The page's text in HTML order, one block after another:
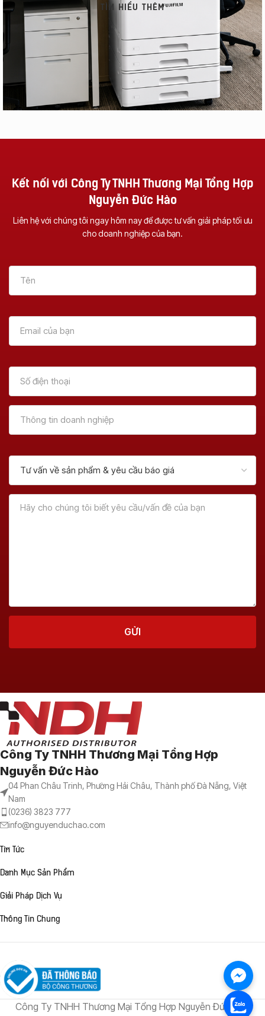
Vì Sao Nên Đầu Tư
Một Chiếc Máy
Photocopy Đa
Chức Năng ?
NHỮNG TÍNH NĂNG
CỦA MÁY
PHOTOCOPY BẠN
NÊN BIẾT!!!!
Xem Thêm
TÌM HIỂU THÊM
Kết nối với Công Ty TNHH Thương Mại Tổng Hợp
Nguyễn Đức Hào
Liên hệ với chúng tôi ngay hôm nay để được tư vấn giải pháp tối ưu
cho doanh nghiệp của bạn.
Công Ty TNHH Thương Mại Tổng Hợp
Nguyễn Đức Hào
04 Phan Châu Trinh, Phường Hải Châu, Thành phố Đà Nẵng, Việt
Nam
(0236) 3823 777
info@nguyenduchao.com
Tin Tức
Danh Mục Sản Phẩm
Giải Pháp Dịch Vụ
Thông Tin Chung
Công Ty TNHH Thương Mại Tổng Hợp Nguyễn Đức Hào